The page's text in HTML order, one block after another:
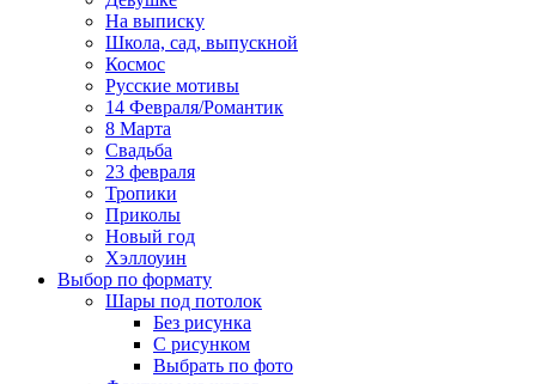
На выписку
Школа, сад, выпускной
Космос
Русские мотивы
14 Февраля/Романтик
8 Марта
Свадьба
23 февраля
Тропики
Приколы
Новый год
Хэллоуин
Выбор по формату
Шары под потолок
Без рисунка
С рисунком
Выбрать по фото